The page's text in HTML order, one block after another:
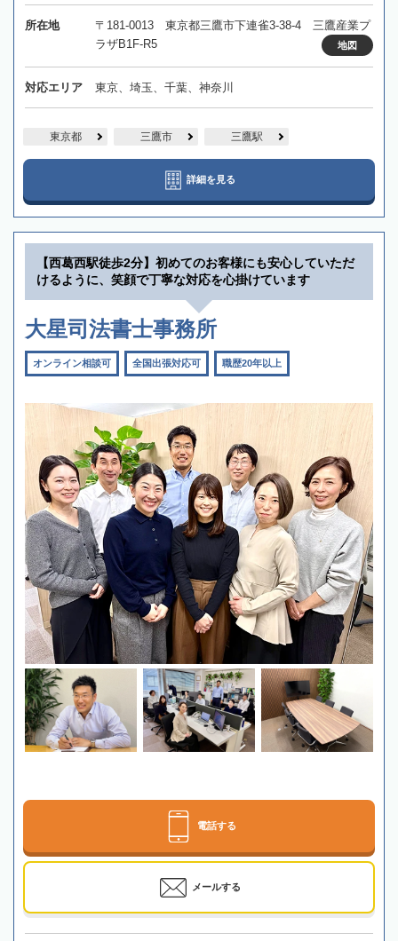
所在地
〒181-0013 東京都三鷹市下連雀3-38-4 三鷹産業プ
ラザB1F-R5
地図
対応エリア 東京、埼玉、千葉、神奈川
東京都 三鷹市 三鷹駅
詳細を見る
【西葛西駅徒歩2分】初めてのお客様にも安心していただ
けるように、笑顔で丁寧な対応を心掛けています
大星司法書士事務所
オンライン相談可 全国出張対応可 職歴20年以上
電話する
メールする